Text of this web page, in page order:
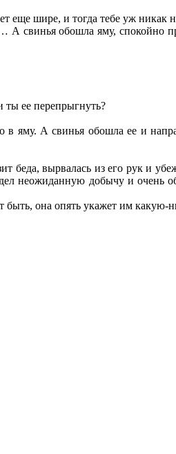
еще шире, и тогда тебе уж никак
свинья обошла яму, спокойно
ее перепрыгнуть?
яму. А свинья обошла ее и
вырвалась из его рук и
неожиданную добычу и очень
она опять укажет им какую-